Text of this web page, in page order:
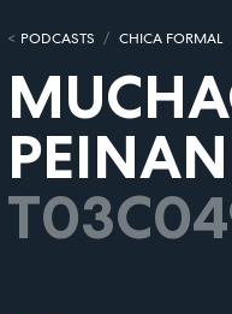
PODCASTS CHICA FORMAL